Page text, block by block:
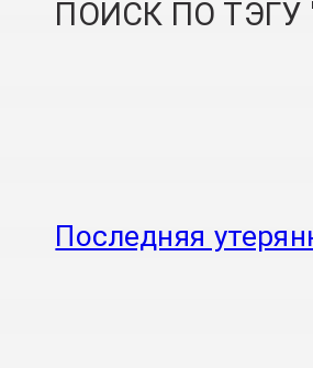
ПОИСК ПО ТЭГУ
Последняя